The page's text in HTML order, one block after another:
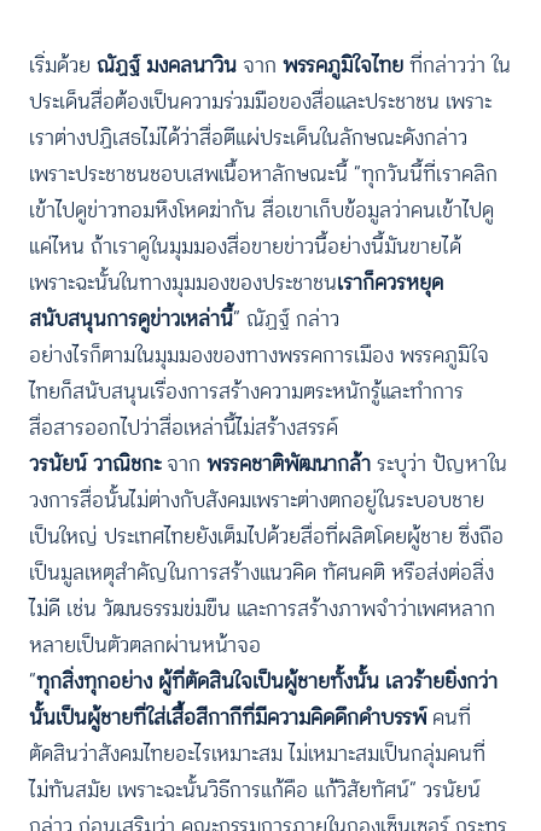
เริ่มด้วย ณัฏฐ์ มงคลนาวิน จาก พรรคภูมิใจไทยที่กล่าวว่า ใน
ประเด็นสื่อต้องเป็นความร่วมมือของสื่อและประชาชน เพราะ
เราต่างปฏิเสธไม่ได้ว่าสื่อตีแผ่ประเด็นในลักษณะดังกล่าว
เพราะประชาชนชอบเสพเนื้อหาลักษณะนี้ “ทุกวันนี้ที่เราคลิก
เข้าไปดูข่าวทอมหึงโหดฆ่ากัน สื่อเขาเก็บข้อมูลว่าคนเข้าไปดู
แค่ไหน ถ้าเราดูในมุมมองสื่อขายข่าวนี้อย่างนี้มันขายได้
เพราะฉะนั้นในทางมุมมองของประชาชนเราก็ควรหยุด
สนับสนุนการดูข่าวเหล่านี้” ณัฏฐ์ กล่าว
อย่างไรก็ตามในมุมมองของทางพรรคการเมือง พรรคภูมิใจ
ไทยก็สนับสนุนเรื่องการสร้างความตระหนักรู้และทำการ
สื่อสารออกไปว่าสื่อเหล่านี้ไม่สร้างสรรค์
วรนัยน์ วาณิชกะจาก พรรคชาติพัฒนากล้าระบุว่า ปัญหาใน
วงการสื่อนั้นไม่ต่างกับสังคมเพราะต่างตกอยู่ในระบอบชาย
เป็นใหญ่ ประเทศไทยยังเต็มไปด้วยสื่อที่ผลิตโดยผู้ชาย ซึ่งถือ
เป็นมูลเหตุสำคัญในการสร้างแนวคิด ทัศนคติ หรือส่งต่อสิ่ง
ไม่ดี เช่น วัฒนธรรมข่มขืน และการสร้างภาพจำว่าเพศหลาก
หลายเป็นตัวตลกผ่านหน้าจอ
“ทุกสิ่งทุกอย่าง ผู้ที่ตัดสินใจเป็นผู้ชายทั้งนั้น เลวร้ายยิ่งกว่า
นั้นเป็นผู้ชายที่ใส่เสื้อสีกากีที่มีความคิดดึกดำบรรพ์คนที่
ตัดสินว่าสังคมไทยอะไรเหมาะสม ไม่เหมาะสมเป็นกลุ่มคนที่
ไม่ทันสมัย เพราะฉะนั้นวิธีการแก้คือ แก้วิสัยทัศน์” วรนัยน์